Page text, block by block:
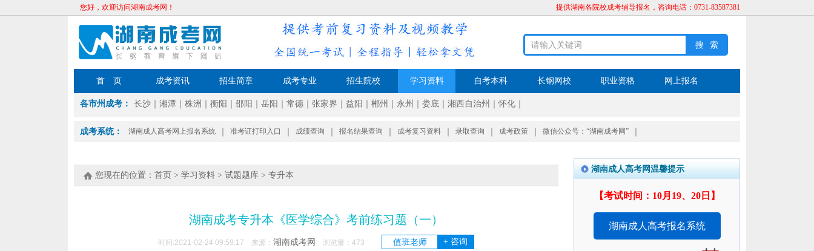
您好，欢迎访问湖南成考网！ 提供湖南各院校成考辅导报名，咨询电话：0731-83587381
首 页 成考资讯 招生简章 成考专业 招生院校 学习资料 自考本科 长钢网校 职业资格 网上报名
各市州成考： 长沙 湘潭 株洲 衡阳 邵阳 岳阳 常德 张家界 益阳 郴州 永州 娄底 湘西自治州 ｜怀化
成考系统： 湖南成人高考网上报名系统 准考证打印入口 成绩查询 报名结果查询 成考复习资料 录取查询 成考政策 微信公众号：“湖南成考网”
您现在的位置： 首页 > 学习资料 > 试题题库 > 专升本
湖南成考专升本《医学综合》考前练习题（一）
时间:2021-02-24 09:59:17 来源： 湖南成考网 浏览量： 473 值班老师 + 咨询
湖南成人高考网温馨提示
【考试时间：10月19、20日】
湖南成人高考报名系统